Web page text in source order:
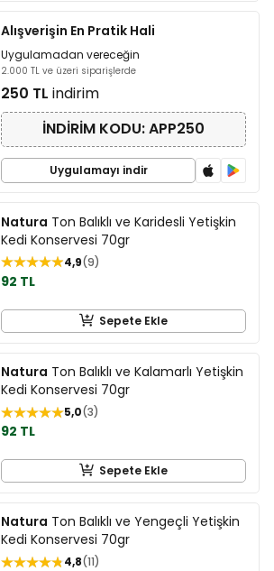
Alışverişin En Pratik Hali
Uygulamadan vereceğin
2.000 TL ve üzeri siparişlerde
250 TL indirim
İNDİRİM KODU: APP250
Uygulamayı indir
Natura Ton Balıklı ve Karidesli Yetişkin
Kedi Konservesi 70gr
4,9 9
92 TL
Sepete Ekle
Natura Ton Balıklı ve Kalamarlı Yetişkin
Kedi Konservesi 70gr
5,0 3
92 TL
Sepete Ekle
Natura Ton Balıklı ve Yengeçli Yetişkin
Kedi Konservesi 70gr
4,8 11